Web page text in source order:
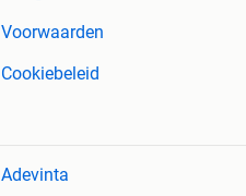
Voorwaarden
Cookiebeleid
Adevinta